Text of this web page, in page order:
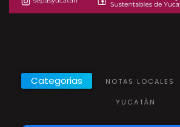
Categorias NOTAS LOCALES
YUCATÁN